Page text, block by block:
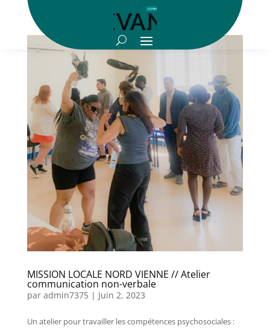
MISSION LOCALE NORD VIENNE // Atelier
communication non-verbale
par admin7375| Juin 2, 2023
Un atelier pour travailler les compétences psychosociales :